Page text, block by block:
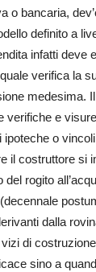
o bancaria,
definito a
infatti deve
verifica la
medesima.
verifiche e
o
il costruttore si
rogito
dalla
di
sino a